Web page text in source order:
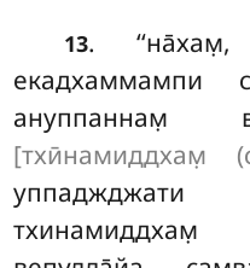
13.
екадхаммампи
ануппаннам̣